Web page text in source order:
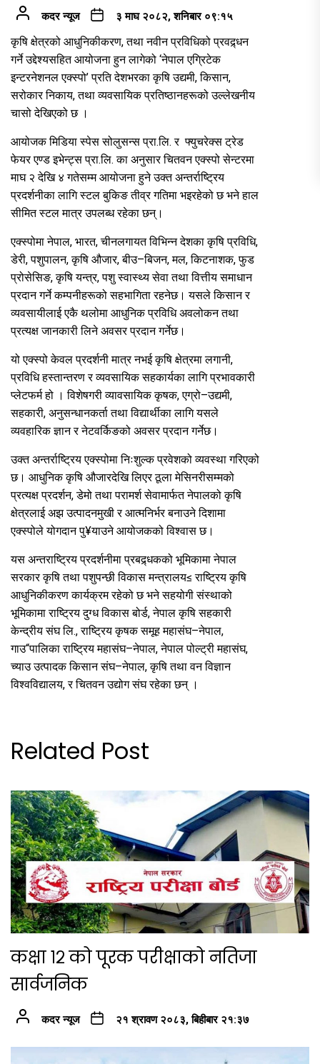
कदर न्यूज ३ माघ २०८२, शनिबार ०९:१५
कृषि क्षेत्रको आधुनिकीकरण, तथा नवीन प्रविधिको प्रवद्र्धन
गर्ने उद्देश्यसहित आयोजना हुन लागेको ‘नेपाल एग्रिटेक
इन्टरनेशनल एक्स्पो’ प्रति देशभरका कृषि उद्यमी, किसान,
सरोकार निकाय, तथा व्यवसायिक प्रतिष्ठानहरूको उल्लेखनीय
चासो देखिएको छ ।
आयोजक मिडिया स्पेस सोलुसन्स प्रा.लि. र फ्युचरेक्स ट्रेड
फेयर एण्ड इभेन्ट्स प्रा.लि. का अनुसार चितवन एक्स्पो सेन्टरमा
माघ २ देखि ४ गतेसम्म आयोजना हुने उक्त अन्तर्राष्ट्रिय
प्रदर्शनीका लागि स्टल बुकिङ तीव्र गतिमा भइरहेको छ भने हाल
सीमित स्टल मात्र उपलब्ध रहेका छन्।
एक्स्पोमा नेपाल, भारत, चीनलगायत विभिन्न देशका कृषि प्रविधि,
डेरी, पशुपालन, कृषि औजार, बीउ–बिजन, मल, किटनाशक, फुड
प्रोसेसिङ, कृषि यन्त्र, पशु स्वास्थ्य सेवा तथा वित्तीय समाधान
प्रदान गर्ने कम्पनीहरूको सहभागिता रहनेछ। यसले किसान र
व्यवसायीलाई एकै थलोमा आधुनिक प्रविधि अवलोकन तथा
प्रत्यक्ष जानकारी लिने अवसर प्रदान गर्नेछ।
यो एक्स्पो केवल प्रदर्शनी मात्र नभई कृषि क्षेत्रमा लगानी,
प्रविधि हस्तान्तरण र व्यवसायिक सहकार्यका लागि प्रभावकारी
प्लेटफर्म हो । विशेषगरी व्यावसायिक कृषक, एग्रो–उद्यमी,
सहकारी, अनुसन्धानकर्ता तथा विद्यार्थीका लागि यसले
व्यवहारिक ज्ञान र नेटवर्किङको अवसर प्रदान गर्नेछ।
उक्त अन्तर्राष्ट्रिय एक्स्पोमा निःशुल्क प्रवेशको व्यवस्था गरिएको
छ। आधुनिक कृषि औजारदेखि लिएर ठूला मेसिनरीसम्मको
प्रत्यक्ष प्रदर्शन, डेमो तथा परामर्श सेवामार्फत नेपालको कृषि
क्षेत्रलाई अझ उत्पादनमुखी र आत्मनिर्भर बनाउने दिशामा
एक्स्पोले योगदान पु¥याउने आयोजकको विश्वास छ।
यस अन्तराष्ट्रिय प्रदर्शनीमा प्रबद्र्धकको भूमिकामा नेपाल
सरकार कृषि तथा पशुपन्छी विकास मन्त्रालय≤ राष्ट्रिय कृषि
आधुनिकीकरण कार्यक्रम रहेको छ भने सहयोगी संस्थाको
भूमिकामा राष्ट्रिय दुग्ध विकास बोर्ड, नेपाल कृषि सहकारी
केन्द्रीय संघ लि., राष्ट्रिय कृषक समूह महासंघ–नेपाल,
गाउ“पालिका राष्ट्रिय महासंघ–नेपाल, नेपाल पोल्ट्री महासंघ,
च्याउ उत्पादक किसान संघ–नेपाल, कृषि तथा वन विज्ञान
विश्वविद्यालय, र चितवन उद्योग संघ रहेका छन् ।
Related Post
कक्षा १२ को पूरक परीक्षाको नतिजा
सार्वजनिक
कदर न्यूज २१ श्रावण २०८३, बिहीबार २१:३७